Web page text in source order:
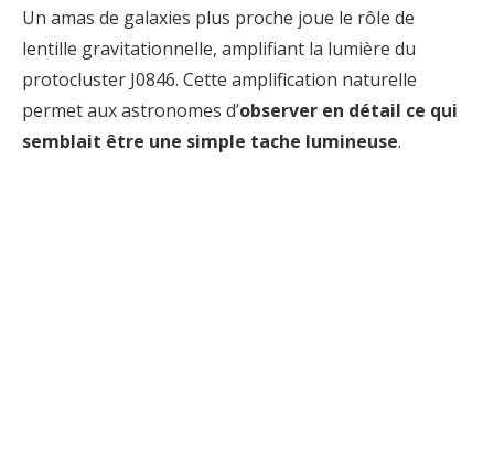
Un amas de galaxies plus proche joue le rôle de
lentille gravitationnelle, amplifiant la lumière du
protocluster J0846. Cette amplification naturelle
permet aux astronomes d’observer en détail ce qui
semblait être une simple tache lumineuse.